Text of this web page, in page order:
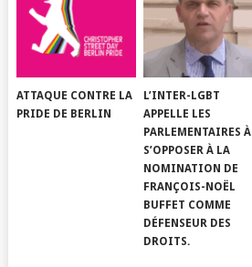
ATTAQUE CONTRE LA
PRIDE DE BERLIN
L’INTER-LGBT
APPELLE LES
PARLEMENTAIRES À
S’OPPOSER À LA
NOMINATION DE
FRANÇOIS-NOËL
BUFFET COMME
DÉFENSEUR DES
DROITS.